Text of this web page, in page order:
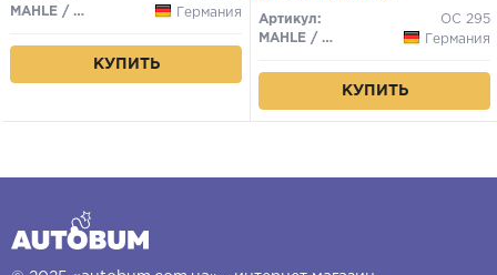
MAHLE / KNECHT
Германия
КУПИТЬ
Артикул:
OC 295
MAHLE / KNECHT
Германия
КУПИТЬ